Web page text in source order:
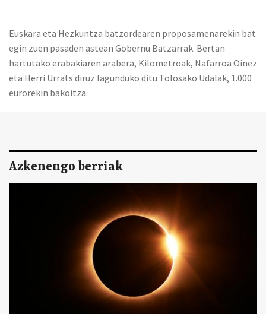
Euskara eta Hezkuntza batzordearen proposamenarekin bat
egin zuen pasaden astean Gobernu Batzarrak. Bertan
hartutako erabakiaren arabera, Kilometroak, Nafarroa Oinez
eta Herri Urrats diruz lagunduko ditu Tolosako Udalak, 1.000
eurorekin bakoitza.
Azkenengo berriak